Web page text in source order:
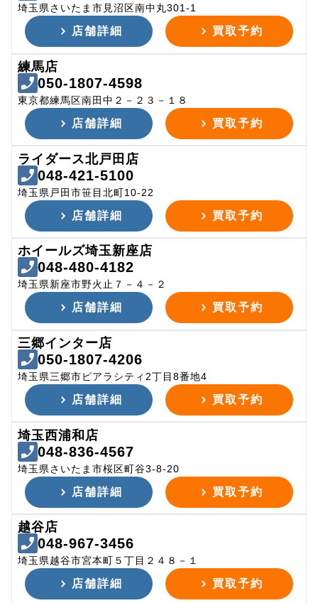
埼玉県さいたま市見沼区南中丸301-1
店舗詳細 買取予約
練馬店
050-1807-4598
東京都練馬区南田中２－２３－１８
店舗詳細 買取予約
ライダース北戸田店
048-421-5100
埼玉県戸田市笹目北町10-22
店舗詳細 買取予約
ホイールズ埼玉新座店
048-480-4182
埼玉県新座市野火止７－４－２
店舗詳細 買取予約
三郷インター店
050-1807-4206
埼玉県三郷市ピアラシティ2丁目8番地4
店舗詳細 買取予約
埼玉西浦和店
048-836-4567
埼玉県さいたま市桜区町谷3-8-20
店舗詳細 買取予約
越谷店
048-967-3456
埼玉県越谷市宮本町５丁目２４８－１
店舗詳細 買取予約